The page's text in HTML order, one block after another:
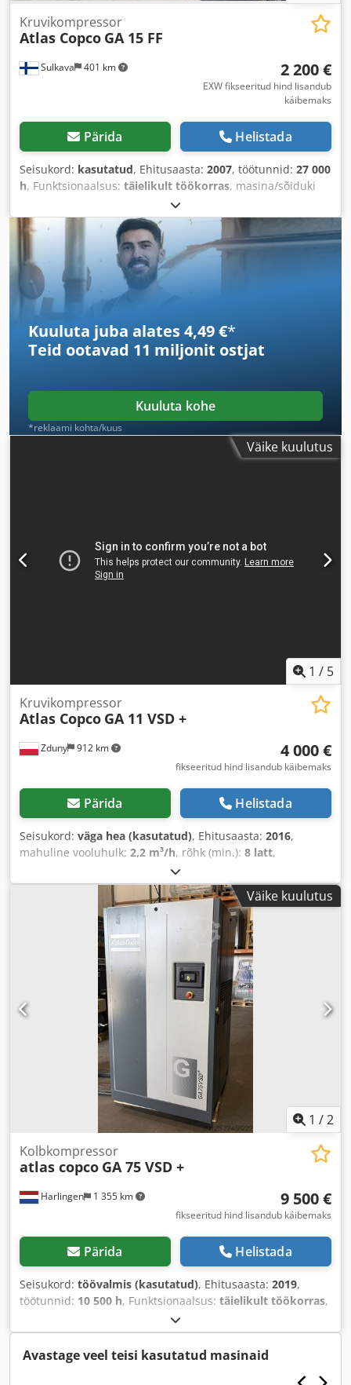
Sulkava 401 km
Kruvikompressor
Atlas Copco GA 15 FF
2 200 €
EXW fikseeritud hind lisandub
käibemaks
Pärida Helistada
Seisukord: kasutatud, Ehitusaasta: 2007, töötunnid: 27 000
h, Funktsionaalsus: täielikult töökorras, masina/sõiduki
Kuuluta juba alates 4,49 €*
Teid ootavad 11 miljonit ostjat
Kuuluta kohe
*reklaami kohta/kuus
Väike kuulutus
1 / 5
Zduny 912 km
Kruvikompressor
Atlas Copco GA 11 VSD +
4 000 €
fikseeritud hind lisandub käibemaks
Pärida Helistada
Seisukord: väga hea (kasutatud), Ehitusaasta: 2016,
mahuline vooluhulk: 2,2 m³/h, rõhk (min.): 8 latt,
Väike kuulutus
1 /2
Harlingen 1 355 km
Kolbkompressor
atlas copco GA 75 VSD +
9 500 €
fikseeritud hind lisandub käibemaks
Pärida Helistada
Seisukord: töövalmis (kasutatud), Ehitusaasta: 2019,
töötunnid: 10 500 h, Funktsionaalsus: täielikult töökorras,
75 kW (101,97 hj)
vooluhulk:476 m³/h, rõhk (max.):13 latt, jahutuse tüüp:
õhk, Varustus:Tüübisilt saadaval, dokumentatsioon /
käsiraamat
Avastage veel teisi kasutatud masinaid